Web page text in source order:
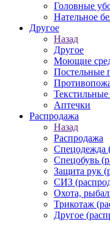
Головные
Нательное
Другое
Назад
Другое
Моющие
Постельные
Аптечки
Распродажа
Назад
Распродажа
Спецодежда
Спецобувь
Защита рук
СИЗ
Охота,
Трикотаж
Другое